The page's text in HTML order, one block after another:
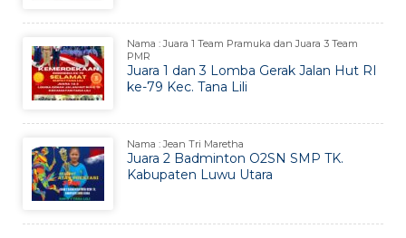
Nama : Juara 1 Team Pramuka dan Juara 3 Team
PMR
Juara 1 dan 3 Lomba Gerak Jalan Hut RI
ke-79 Kec. Tana Lili
Nama : Jean Tri Maretha
Juara 2 Badminton O2SN SMP TK.
Kabupaten Luwu Utara